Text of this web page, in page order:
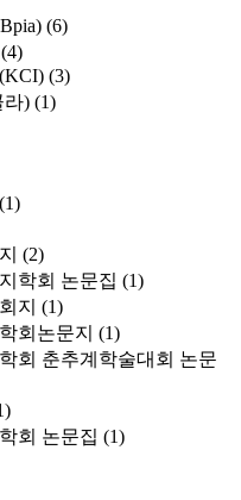
(6)
(4)
(3)
라) (1)
(1)
(2)
학회 논문집 (1)
지 (1)
회논문지 (1)
회 춘추계학술대회 논문
회 논문집 (1)